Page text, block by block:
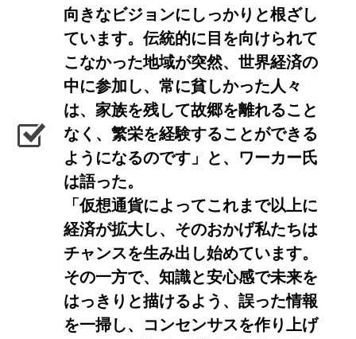
向きなビジョンにしっかりと根ざし
ています。伝統的に目を向けられて
こなかった地域が突然、世界経済の
中に参加し、常に貧しかった人々
は、家族を残して故郷を離れること
なく、繁栄を経験することができる
ようになるのです」と、ワーカー氏
は語った。
「仮想通貨によってこれまで以上に
経済が拡大し、そのおかげ私たちは
チャンスを生み出し始めています。
その一方で、知識と安心感で未来を
はっきりと描けるよう、誤った情報
を一掃し、コンセンサスを作り上げ